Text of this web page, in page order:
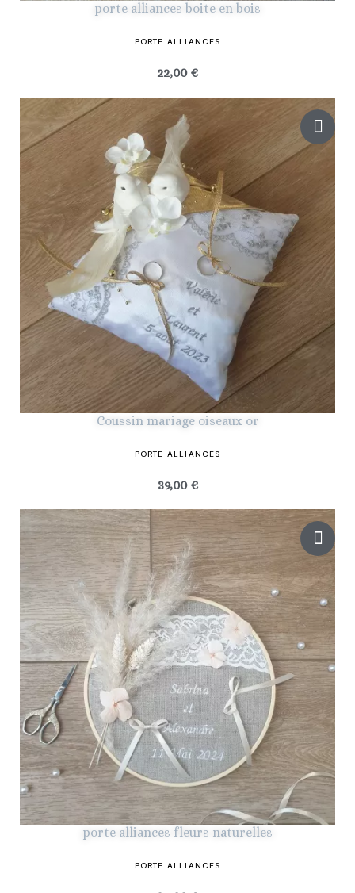
porte alliances boite en bois
PORTE ALLIANCES
22,00 €
Coussin mariage oiseaux or
PORTE ALLIANCES
39,00 €
porte alliances fleurs naturelles
PORTE ALLIANCES